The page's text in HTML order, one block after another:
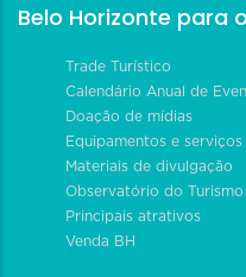
Belo Horizonte para
Trade Turístico
Calendário Anual de
Doação de mídias
Equipamentos e serviços
Materiais de divulgação
Observatório do Turismo
Principais atrativos
Venda BH